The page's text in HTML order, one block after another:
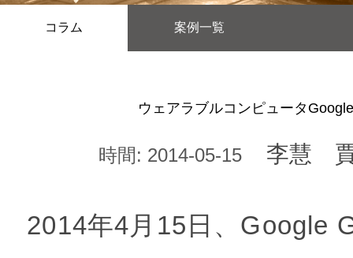
コラム 案例一覧
ウェアラブルコンピュータ
時間: 2014-05-15 李慧
2014年4月15日、Google